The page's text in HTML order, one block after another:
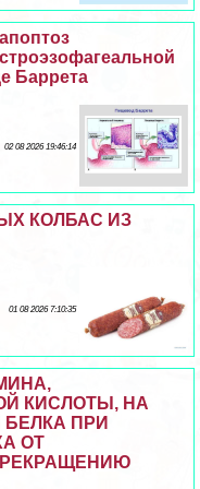
Баррета
02 08 2026 19:46:14
КОЛБАС ИЗ
01 08 2026 7:10:35
КИСЛОТЫ, НА
ПРИ
ОТ